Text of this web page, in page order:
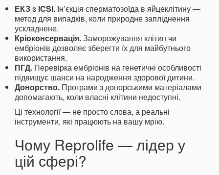
ЕКЗ з ICSI. Ін’єкція сперматозоїда в яйцеклітину —
метод для випадків, коли природне запліднення
ускладнене.
Кріоконсервація.Заморожування клітин чи
ембріонів дозволяє зберегти їх для майбутнього
використання.
ПГД. Перевірка ембріонів на генетичні особливості
підвищує шанси на народження здорової дитини.
Донорство. Програми з донорськими матеріалами
допомагають, коли власні клітини недоступні.
Ці технології — не просто слова, а реальні
інструменти, які працюють на вашу мрію.
Чому Reprolife — лідер у
цій сфері?